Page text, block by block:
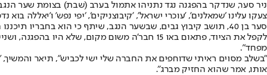
ניר סער, שנדקר בהפגנה נגד נתניהו אתמול בערב (שבת) בצומת שער
צעקו עלינו 'שמאלנים', 'עוכרי ישראל', 'קיבוצניקים', 'יפי נפש' ו'יאללה בוא
סער בן 40, תושב קיבוץ גבים, שבשער הנגב, שיתף כי הוא
לקפל את הציוד, פתאום באו 15 חבר'ה משום
מפחד".
"בשלב מסוים ראיתי שדוחפים את החברה שלי ישי לכביש", תיאר
אותו, אמר שהוא החזיק מברג".